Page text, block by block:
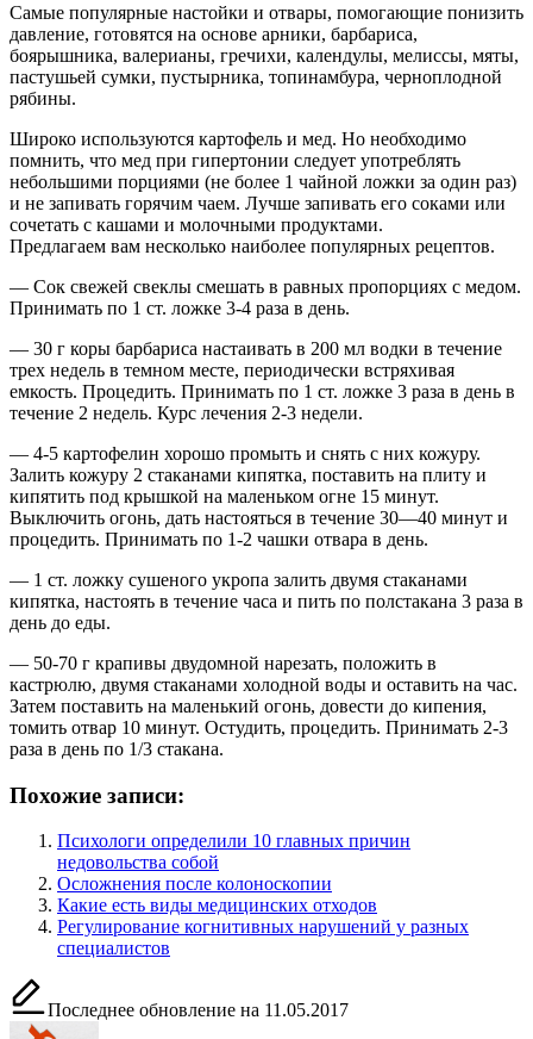
Самые популярные настойки и отвары, помогающие понизить
давление, готовятся на основе арники, барбариса,
боярышника, валерианы, гречихи, календулы, мелиссы, мяты,
пастушьей сумки, пустырника, топинамбура, черноплодной
рябины.
Широко используются картофель и мед. Но необходимо
помнить, что мед при гипертонии следует употреблять
небольшими порциями (не более 1 чайной ложки за один раз)
и не запивать горячим чаем. Лучше запивать его соками или
сочетать с кашами и молочными продуктами.
Предлагаем вам несколько наиболее популярных рецептов.
— Сок свежей свеклы смешать в равных пропорциях с медом.
Принимать по 1 ст. ложке 3-4 раза в день.
— 30 г коры барбариса настаивать в 200 мл водки в течение
трех недель в темном месте, периодически встряхивая
емкость. Процедить. Принимать по 1 ст. ложке 3 раза в день в
течение 2 недель. Курс лечения 2-3 недели.
— 4-5 картофелин хорошо промыть и снять с них кожуру.
Залить кожуру 2 стаканами кипятка, поставить на плиту и
кипятить под крышкой на маленьком огне 15 минут.
Выключить огонь, дать настояться в течение 30—40 минут и
процедить. Принимать по 1-2 чашки отвара в день.
— 1 ст. ложку сушеного укропа залить двумя стаканами
кипятка, настоять в течение часа и пить по полстакана 3 раза в
день до еды.
— 50-70 г крапивы двудомной нарезать, положить в
кастрюлю, двумя стаканами холодной воды и оставить на час.
Затем поставить на маленький огонь, довести до кипения,
томить отвар 10 минут. Остудить, процедить. Принимать 2-3
раза в день по 1/3 стакана.
Похожие записи:
Психологи определили 10 главных причин
недовольства собой
Осложнения после колоноскопии
Какие есть виды медицинских отходов
Регулирование когнитивных нарушений у разных
специалистов
Последнее обновление на 11.05.2017